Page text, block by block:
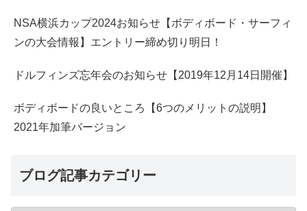
NSA横浜カップ2024お知らせ【ボディボード・サーフィ
ンの大会情報】エントリー締め切り明日！
ドルフィンズ忘年会のお知らせ【2019年12月14日開催】
ボディボードの良いところ【6つのメリットの説明】
2021年加筆バージョン
ブログ記事カテゴリー